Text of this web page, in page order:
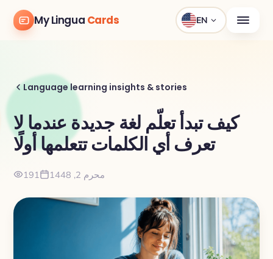
My Lingua Cards EN
Language learning insights & stories
كيف تبدأ تعلّم لغة جديدة عندما لا
تعرف أي الكلمات تتعلمها أولًا
191 محرم 2, 1448